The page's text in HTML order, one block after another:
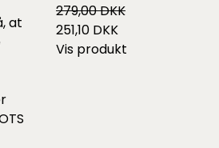
at
279,00 DKK
251,10 DKK
Vis produkt